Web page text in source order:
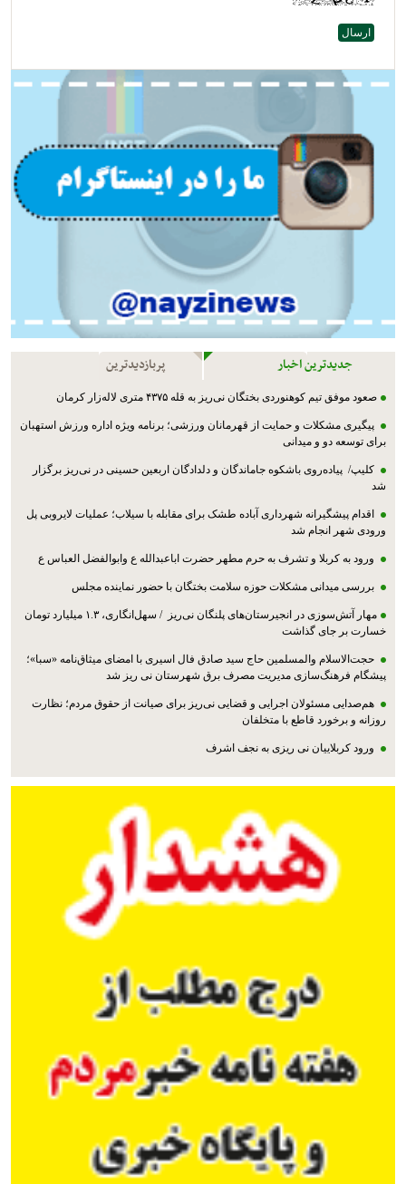
جدیدترین اخبار پربازدیدترین
صعود موفق تیم کوهنوردی بختگان نی‌ریز به قله ۴۳۷۵ متری لاله‌زار کرمان
پیگیری مشکلات و حمایت از قهرمانان ورزشی؛ برنامه ویژه اداره ورزش استهبان
برای توسعه دو و میدانی
کلیپ/ پیاده‌روی باشکوه جاماندگان و دلدادگان اربعین حسینی در نی‌ریز برگزار
شد
اقدام پیشگیرانه شهرداری آباده طشک برای مقابله با سیلاب؛ عملیات لایروبی پل
ورودی شهر انجام شد
ورود به کربلا و تشرف به حرم مطهر حضرت اباعبدالله ع وابوالفضل العباس ع
بررسی میدانی مشکلات حوزه سلامت بختگان با حضور نماینده مجلس
مهار آتش‌سوزی در انجیرستان‌های پلنگان نی‌ریز / سهل‌انگاری، ۱.۳ میلیارد تومان
خسارت بر جای گذاشت
حجت‌الاسلام والمسلمین حاج سید صادق فال اسیری با امضای میثاق‌نامه «سبا»؛
پیشگام فرهنگ‌سازی مدیریت مصرف برق شهرستان نی ریز شد
هم‌صدایی مسئولان اجرایی و قضایی نی‌ریز برای صیانت از حقوق مردم؛ نظارت
روزانه و برخورد قاطع با متخلفان
ورود کربلاییان نی ریزی به نجف اشرف